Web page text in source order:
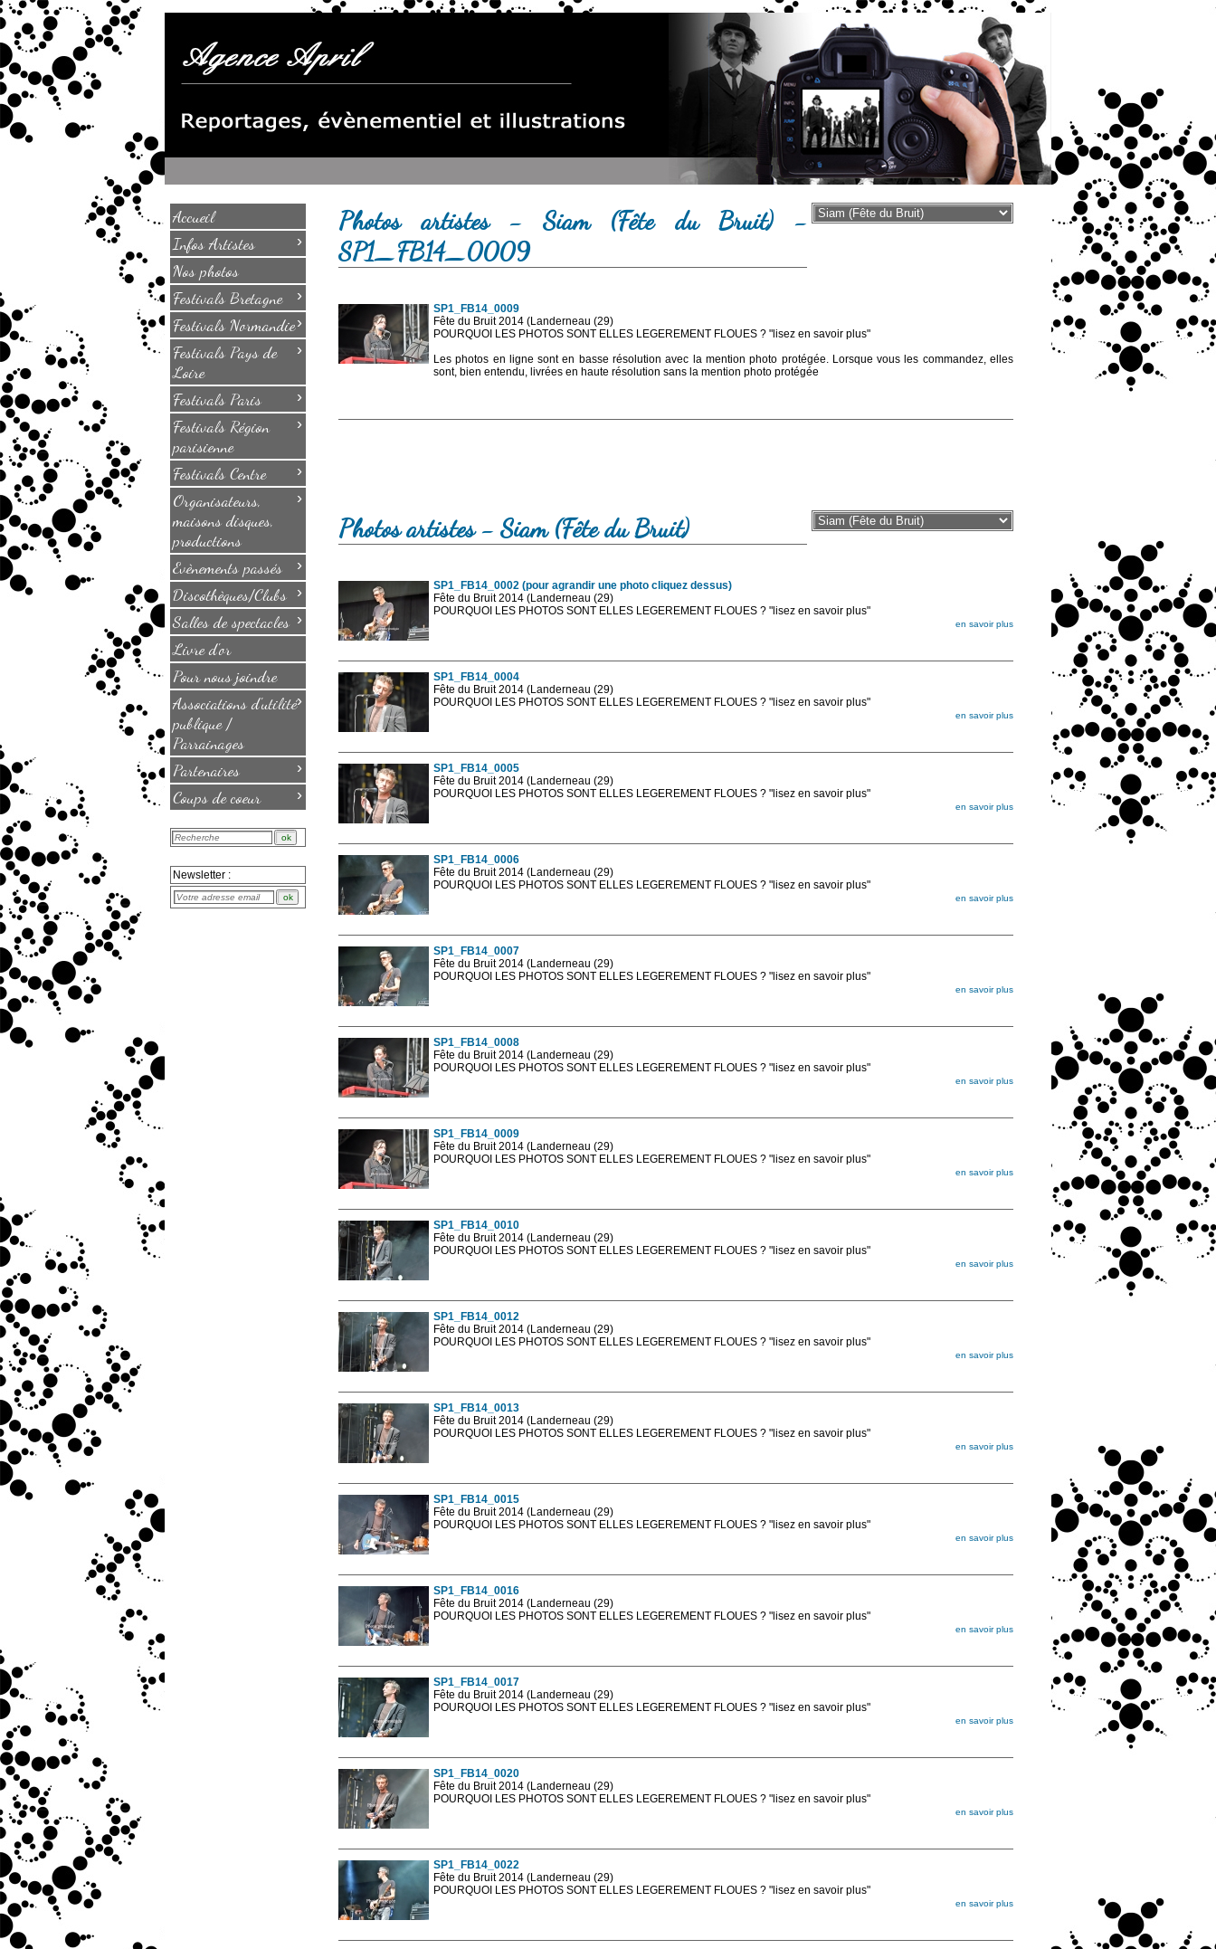
Accueil
Infos Artistes
›
Nos photos
Festivals Bretagne
›
Festivals Normandie›
Festivals Pays de
Loire
›
Festivals Paris ›
Festivals Région
parisienne
›
Festivals Centre ›
Organisateurs,
maisons disques,
productions
›
Evènements passés ›
Discothèques/Clubs ›
Salles de spectacles ›
Livre d'or
Pour nous joindre
Associations d'utilité
publique /
Parrainages
›
Partenaires ›
Coups de coeur ›
Newsletter :
Photos artistes - Siam (Fête du Bruit) -
SP1_FB14_0009
SP1_FB14_0009
Fête du Bruit 2014 (Landerneau (29)
POURQUOI LES PHOTOS SONT ELLES LEGEREMENT FLOUES ? "lisez en savoir plus"
Les photos en ligne sont en basse résolution avec la mention photo protégée. Lorsque vous les commandez, elles
sont, bien entendu, livrées en haute résolution sans la mention photo protégée
Photos artistes - Siam (Fête du Bruit)
SP1_FB14_0002 (pour agrandir une photo cliquez dessus)
Fête du Bruit 2014 (Landerneau (29)
POURQUOI LES PHOTOS SONT ELLES LEGEREMENT FLOUES ? "lisez en savoir plus"
en savoir plus
SP1_FB14_0004
Fête du Bruit 2014 (Landerneau (29)
POURQUOI LES PHOTOS SONT ELLES LEGEREMENT FLOUES ? "lisez en savoir plus"
en savoir plus
SP1_FB14_0005
Fête du Bruit 2014 (Landerneau (29)
POURQUOI LES PHOTOS SONT ELLES LEGEREMENT FLOUES ? "lisez en savoir plus"
en savoir plus
SP1_FB14_0006
Fête du Bruit 2014 (Landerneau (29)
POURQUOI LES PHOTOS SONT ELLES LEGEREMENT FLOUES ? "lisez en savoir plus"
en savoir plus
SP1_FB14_0007
Fête du Bruit 2014 (Landerneau (29)
POURQUOI LES PHOTOS SONT ELLES LEGEREMENT FLOUES ? "lisez en savoir plus"
en savoir plus
SP1_FB14_0008
Fête du Bruit 2014 (Landerneau (29)
POURQUOI LES PHOTOS SONT ELLES LEGEREMENT FLOUES ? "lisez en savoir plus"
en savoir plus
SP1_FB14_0009
Fête du Bruit 2014 (Landerneau (29)
POURQUOI LES PHOTOS SONT ELLES LEGEREMENT FLOUES ? "lisez en savoir plus"
en savoir plus
SP1_FB14_0010
Fête du Bruit 2014 (Landerneau (29)
POURQUOI LES PHOTOS SONT ELLES LEGEREMENT FLOUES ? "lisez en savoir plus"
en savoir plus
SP1_FB14_0012
Fête du Bruit 2014 (Landerneau (29)
POURQUOI LES PHOTOS SONT ELLES LEGEREMENT FLOUES ? "lisez en savoir plus"
en savoir plus
SP1_FB14_0013
Fête du Bruit 2014 (Landerneau (29)
POURQUOI LES PHOTOS SONT ELLES LEGEREMENT FLOUES ? "lisez en savoir plus"
en savoir plus
SP1_FB14_0015
Fête du Bruit 2014 (Landerneau (29)
POURQUOI LES PHOTOS SONT ELLES LEGEREMENT FLOUES ? "lisez en savoir plus"
en savoir plus
SP1_FB14_0016
Fête du Bruit 2014 (Landerneau (29)
POURQUOI LES PHOTOS SONT ELLES LEGEREMENT FLOUES ? "lisez en savoir plus"
en savoir plus
SP1_FB14_0017
Fête du Bruit 2014 (Landerneau (29)
POURQUOI LES PHOTOS SONT ELLES LEGEREMENT FLOUES ? "lisez en savoir plus"
en savoir plus
SP1_FB14_0020
Fête du Bruit 2014 (Landerneau (29)
POURQUOI LES PHOTOS SONT ELLES LEGEREMENT FLOUES ? "lisez en savoir plus"
en savoir plus
SP1_FB14_0022
Fête du Bruit 2014 (Landerneau (29)
POURQUOI LES PHOTOS SONT ELLES LEGEREMENT FLOUES ? "lisez en savoir plus"
en savoir plus